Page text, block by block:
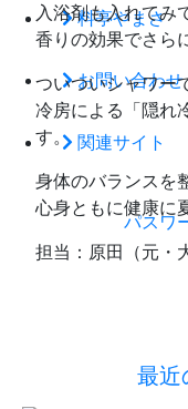
料亭やまさ
お問い合わせ
関連サイト
パスワ
入浴剤も入れてみ
香りの効果でさら
ついついシャワー
冷房による「隠れ
す。
身体のバランスを
心身ともに健康に
担当：原田（元・
最近